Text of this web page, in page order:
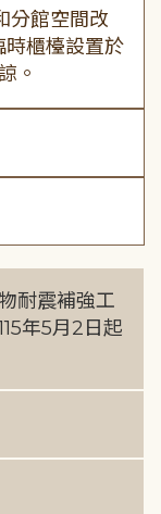
分館空間改
櫃檯設置於
。
耐震補強工
年5月2日起